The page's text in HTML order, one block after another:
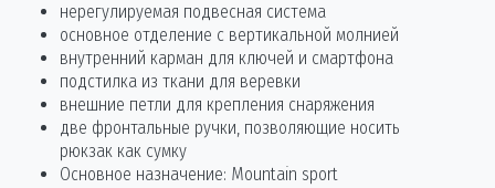
нерегулируемая подвесная система
основное отделение c вертикальной молнией
внутренний карман для ключей и смартфона
подстилка из ткани для веревки
внешние петли для крепления снаряжения
две фронтальные ручки, позволяющие носить
рюкзак как сумку
Основное назначение: Mountain sport